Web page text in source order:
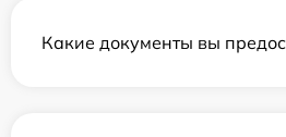
Какие документы вы